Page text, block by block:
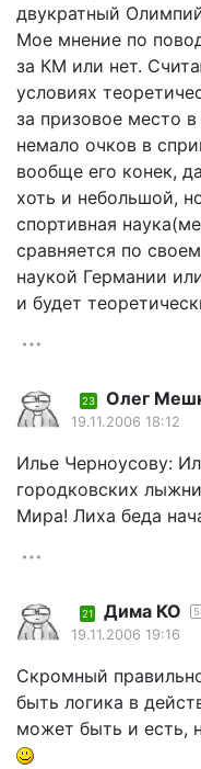
двукратный
Мое мнение по
за КМ или нет.
условиях
за призовое место
немало очков в
вообще его конек,
хоть и небольшой,
спортивная
сравняется по
наукой Германии
и будет
23 Олег
19.11.2006 18:12
Илье Черноусову:
городковских
Мира! Лиха беда
21 Дима КО
19.11.2006 19:16
Скромный
быть логика в
может быть и есть,